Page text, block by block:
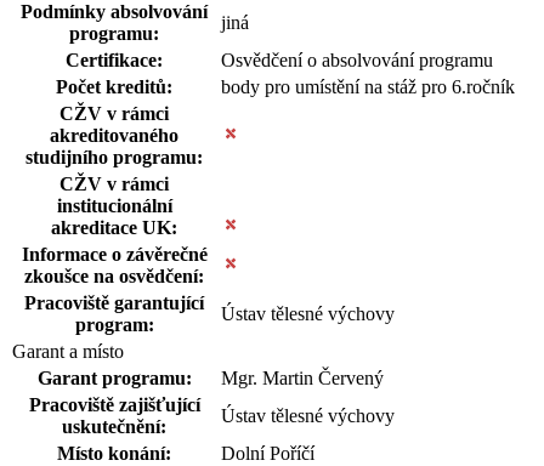
Podmínky absolvování
programu:
jiná
Certifikace:
Osvědčení o absolvování programu
Počet kreditů:
body pro umístění na stáž pro 6.ročník
CŽV v rámci
akreditovaného
studijního programu:
CŽV v rámci
institucionální
akreditace UK:
Informace o závěrečné
zkoušce na osvědčení:
Pracoviště garantující
program:
Ústav tělesné výchovy
Garant a místo
Garant programu:
Mgr. Martin Červený
Pracoviště zajišťující
uskutečnění:
Ústav tělesné výchovy
Místo konání:
Dolní Poříčí